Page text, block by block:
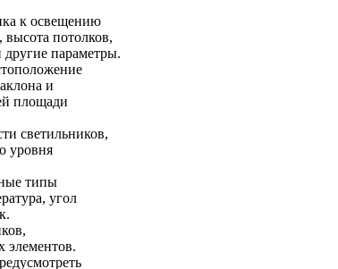
к освещению
потолков,
другие параметры.
и
площади
светильников,
уровня
типы
угол
элементов.